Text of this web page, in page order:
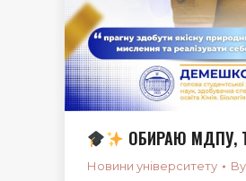
ОБИРАЮ МДПУ,
Новини університету By